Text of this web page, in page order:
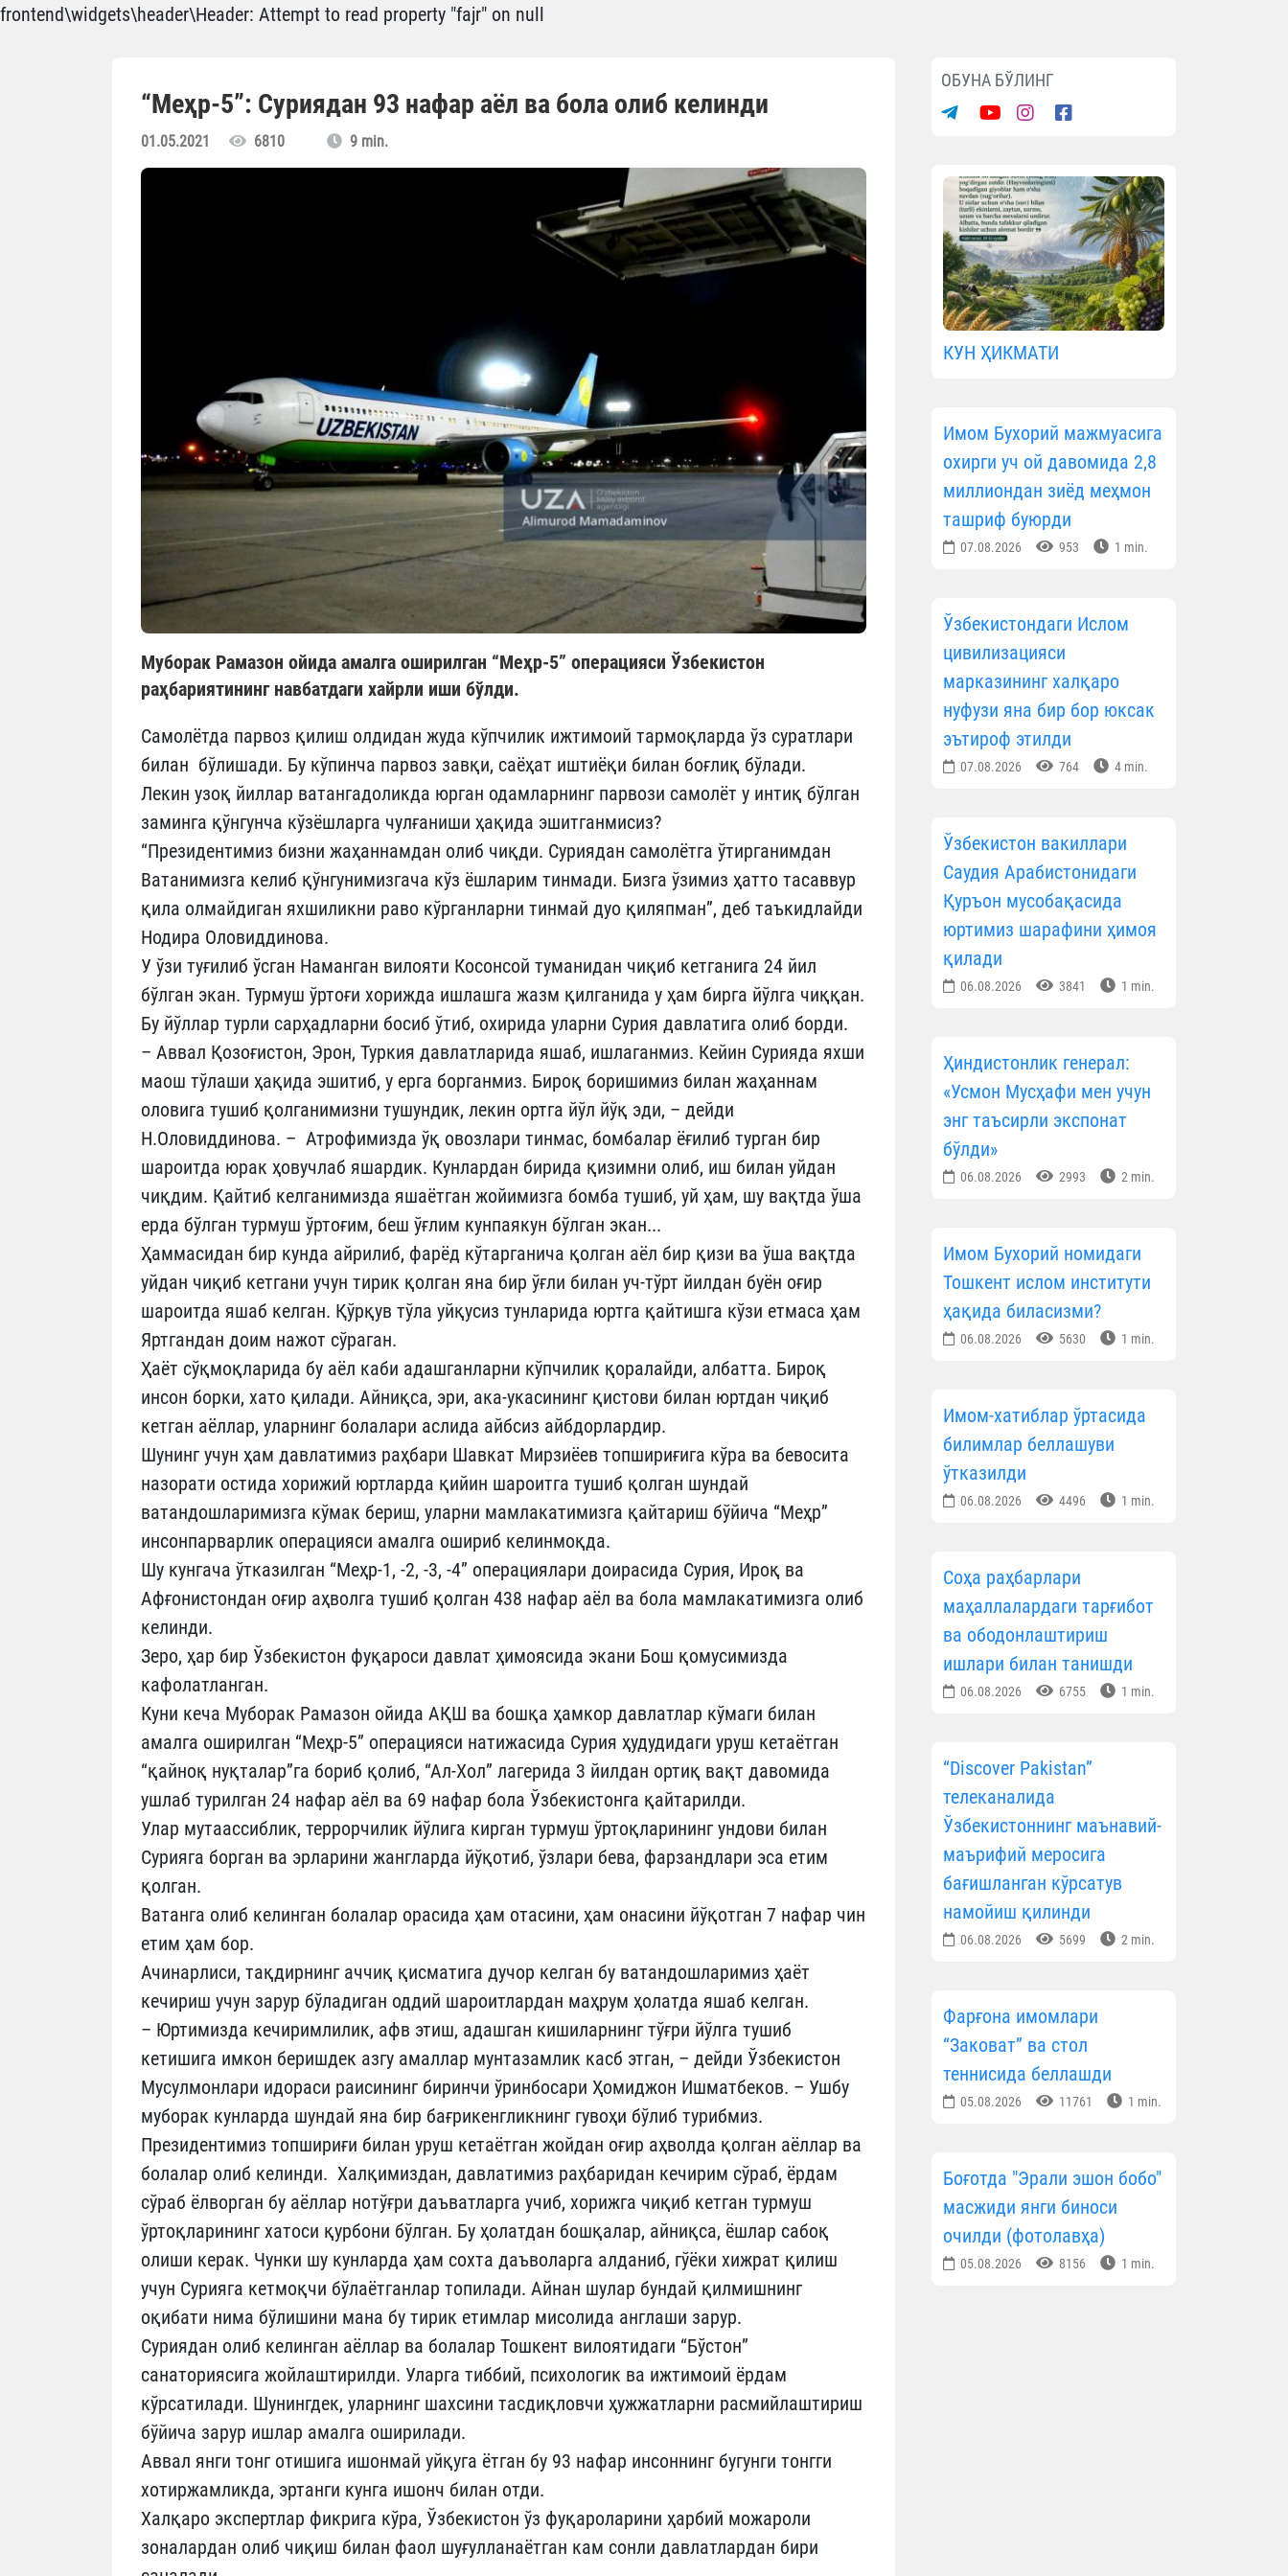
frontend\widgets\header\Header: Attempt to read property "fajr" on null
“Меҳр-5”: Суриядан 93 нафар аёл ва бола олиб келинди
01.05.2021 6810 9 min.
Муборак Рамазон ойида амалга оширилган “Меҳр-5” операцияси Ўзбекистон
раҳбариятининг навбатдаги хайрли иши бўлди.
Самолётда парвоз қилиш олдидан жуда кўпчилик ижтимоий тармоқларда ўз суратлари
билан бўлишади. Бу кўпинча парвоз завқи, саёҳат иштиёқи билан боғлиқ бўлади.
Лекин узоқ йиллар ватангадоликда юрган одамларнинг парвози самолёт у интиқ бўлган
заминга қўнгунча кўзёшларга чулғаниши ҳақида эшитганмисиз?
“Президентимиз бизни жаҳаннамдан олиб чиқди. Суриядан самолётга ўтирганимдан
Ватанимизга келиб қўнгунимизгача кўз ёшларим тинмади. Бизга ўзимиз ҳатто тасаввур
қила олмайдиган яхшиликни раво кўрганларни тинмай дуо қиляпман”, деб таъкидлайди
Нодира Оловиддинова.
У ўзи туғилиб ўсган Наманган вилояти Косонсой туманидан чиқиб кетганига 24 йил
бўлган экан. Турмуш ўртоғи хорижда ишлашга жазм қилганида у ҳам бирга йўлга чиққан.
Бу йўллар турли сарҳадларни босиб ўтиб, охирида уларни Сурия давлатига олиб борди.
– Аввал Қозоғистон, Эрон, Туркия давлатларида яшаб, ишлаганмиз. Кейин Сурияда яхши
маош тўлаши ҳақида эшитиб, у ерга борганмиз. Бироқ боришимиз билан жаҳаннам
оловига тушиб қолганимизни тушундик, лекин ортга йўл йўқ эди, – дейди
Н.Оловиддинова. – Атрофимизда ўқ овозлари тинмас, бомбалар ёғилиб турган бир
шароитда юрак ҳовучлаб яшардик. Кунлардан бирида қизимни олиб, иш билан уйдан
чиқдим. Қайтиб келганимизда яшаётган жойимизга бомба тушиб, уй ҳам, шу вақтда ўша
ерда бўлган турмуш ўртоғим, беш ўғлим кунпаякун бўлган экан...
Ҳаммасидан бир кунда айрилиб, фарёд кўтарганича қолган аёл бир қизи ва ўша вақтда
уйдан чиқиб кетгани учун тирик қолган яна бир ўғли билан уч-тўрт йилдан буён оғир
шароитда яшаб келган. Қўрқув тўла уйқусиз тунларида юртга қайтишга кўзи етмаса ҳам
Яртгандан доим нажот сўраган.
Ҳаёт сўқмоқларида бу аёл каби адашганларни кўпчилик қоралайди, албатта. Бироқ
инсон борки, хато қилади. Айниқса, эри, ака-укасининг қистови билан юртдан чиқиб
кетган аёллар, уларнинг болалари аслида айбсиз айбдорлардир.
Шунинг учун ҳам давлатимиз раҳбари Шавкат Мирзиёев топшириғига кўра ва бевосита
назорати остида хорижий юртларда қийин шароитга тушиб қолган шундай
ватандошларимизга кўмак бериш, уларни мамлакатимизга қайтариш бўйича “Меҳр”
инсонпарварлик операцияси амалга ошириб келинмоқда.
Шу кунгача ўтказилган “Меҳр-1, -2, -3, -4” операциялари доирасида Сурия, Ироқ ва
Афғонистондан оғир аҳволга тушиб қолган 438 нафар аёл ва бола мамлакатимизга олиб
келинди.
Зеро, ҳар бир Ўзбекистон фуқароси давлат ҳимоясида экани Бош қомусимизда
кафолатланган.
Куни кеча Муборак Рамазон ойида АҚШ ва бошқа ҳамкор давлатлар кўмаги билан
амалга оширилган “Меҳр-5” операцияси натижасида Сурия ҳудудидаги уруш кетаётган
“қайноқ нуқталар”га бориб қолиб, “Ал-Хол” лагерида 3 йилдан ортиқ вақт давомида
ушлаб турилган 24 нафар аёл ва 69 нафар бола Ўзбекистонга қайтарилди.
Улар мутаассиблик, террорчилик йўлига кирган турмуш ўртоқларининг ундови билан
Сурияга борган ва эрларини жангларда йўқотиб, ўзлари бева, фарзандлари эса етим
қолган.
Ватанга олиб келинган болалар орасида ҳам отасини, ҳам онасини йўқотган 7 нафар чин
етим ҳам бор.
Ачинарлиси, тақдирнинг аччиқ қисматига дучор келган бу ватандошларимиз ҳаёт
кечириш учун зарур бўладиган оддий шароитлардан маҳрум ҳолатда яшаб келган.
– Юртимизда кечиримлилик, афв этиш, адашган кишиларнинг тўғри йўлга тушиб
кетишига имкон беришдек азгу амаллар мунтазамлик касб этган, – дейди Ўзбекистон
Мусулмонлари идораси раисининг биринчи ўринбосари Ҳомиджон Ишматбеков. – Ушбу
муборак кунларда шундай яна бир бағрикенгликнинг гувоҳи бўлиб турибмиз.
Президентимиз топшириғи билан уруш кетаётган жойдан оғир аҳволда қолган аёллар ва
болалар олиб келинди. Халқимиздан, давлатимиз раҳбаридан кечирим сўраб, ёрдам
сўраб ёлворган бу аёллар нотўғри даъватларга учиб, хорижга чиқиб кетган турмуш
ўртоқларининг хатоси қурбони бўлган. Бу ҳолатдан бошқалар, айниқса, ёшлар сабоқ
олиши керак. Чунки шу кунларда ҳам сохта даъволарга алданиб, гўёки хижрат қилиш
учун Сурияга кетмоқчи бўлаётганлар топилади. Айнан шулар бундай қилмишнинг
оқибати нима бўлишини мана бу тирик етимлар мисолида англаши зарур.
Суриядан олиб келинган аёллар ва болалар Тошкент вилоятидаги “Бўстон”
санаториясига жойлаштирилди. Уларга тиббий, психологик ва ижтимоий ёрдам
кўрсатилади. Шунингдек, уларнинг шахсини тасдиқловчи ҳужжатларни расмийлаштириш
бўйича зарур ишлар амалга оширилади.
Аввал янги тонг отишига ишонмай уйқуга ётган бу 93 нафар инсоннинг бугунги тонгги
хотиржамликда, эртанги кунга ишонч билан отди.
Халқаро экспертлар фикрига кўра, Ўзбекистон ўз фуқароларини ҳарбий можароли
зоналардан олиб чиқиш билан фаол шуғулланаётган кам сонли давлатлардан бири
ОБУНА БЎЛИНГ
КУН ҲИКМАТИ
Имом Бухорий мажмуасига
охирги уч ой давомида 2,8
миллиондан зиёд меҳмон
ташриф буюрди
07.08.2026 953 1 min.
Ўзбекистондаги Ислом
цивилизацияси
марказининг халқаро
нуфузи яна бир бор юксак
эътироф этилди
07.08.2026 764 4 min.
Ўзбекистон вакиллари
Саудия Арабистонидаги
Қуръон мусобақасида
юртимиз шарафини ҳимоя
қилади
06.08.2026 3841 1 min.
Ҳиндистонлик генерал:
«Усмон Мусҳафи мен учун
энг таъсирли экспонат
бўлди»
06.08.2026 2993 2 min.
Имом Бухорий номидаги
Тошкент ислом институти
ҳақида биласизми?
06.08.2026 5630 1 min.
Имом-хатиблар ўртасида
билимлар беллашуви
ўтказилди
06.08.2026 4496 1 min.
Соҳа раҳбарлари
маҳаллалардаги тарғибот
ва ободонлаштириш
ишлари билан танишди
06.08.2026 6755 1 min.
“Discover Pakistan”
телеканалида
Ўзбекистоннинг маънавий-
маърифий меросига
бағишланган кўрсатув
намойиш қилинди
06.08.2026 5699 2 min.
Фарғона имомлари
“Заковат” ва стол
теннисида беллашди
05.08.2026 11761 1 min.
Боғотда "Эрали эшон бобо"
масжиди янги биноси
очилди (фотолавҳа)
05.08.2026 8156 1 min.